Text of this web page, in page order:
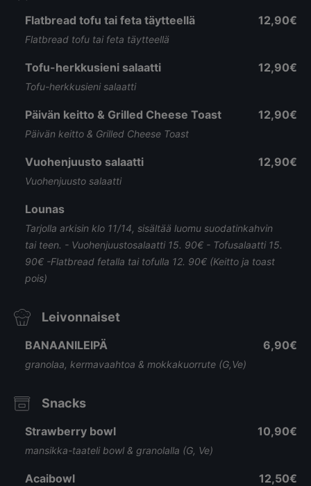
Flatbread tofu tai feta täytteellä
Flatbread tofu tai feta täytteellä
12,90€
Tofu-herkkusieni salaatti
Tofu-herkkusieni salaatti
12,90€
Päivän keitto & Grilled Cheese Toast
Päivän keitto & Grilled Cheese Toast
12,90€
Vuohenjuusto salaatti
Vuohenjuusto salaatti
12,90€
Lounas
Tarjolla arkisin klo 11/14, sisältää luomu suodatinkahvin
tai teen. - Vuohenjuustosalaatti 15. 90€ - Tofusalaatti 15.
90€ -Flatbread fetalla tai tofulla 12. 90€ (Keitto ja toast
pois)
Leivonnaiset
BANAANILEIPÄ
granolaa, kermavaahtoa & mokkakuorrute (G,Ve)
6,90€
Snacks
Strawberry bowl
mansikka-taateli bowl & granolalla (G, Ve)
10,90€
Acaibowl 12,50€